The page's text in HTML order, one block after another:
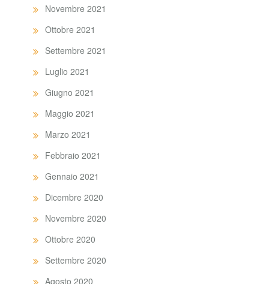
Novembre 2021
Ottobre 2021
Settembre 2021
Luglio 2021
Giugno 2021
Maggio 2021
Marzo 2021
Febbraio 2021
Gennaio 2021
Dicembre 2020
Novembre 2020
Ottobre 2020
Settembre 2020
Agosto 2020